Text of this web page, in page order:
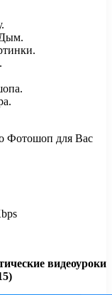
Дым.
Фотошоп для Вас
видеоуроки